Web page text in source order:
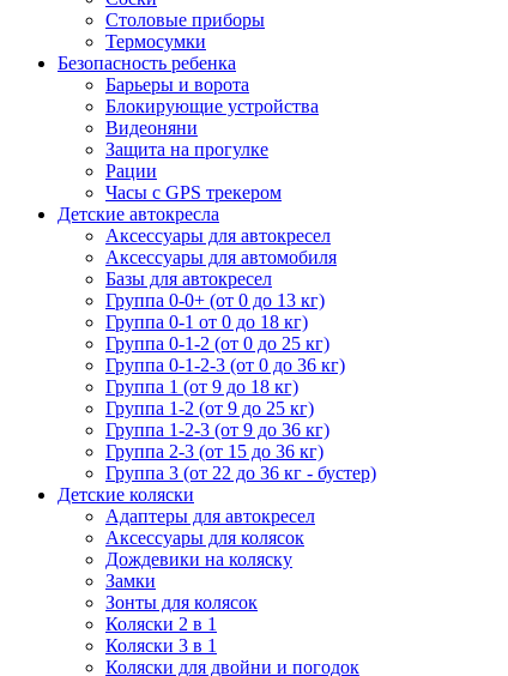
Столовые приборы
Термосумки
Безопасность ребенка
Барьеры и ворота
Блокирующие устройства
Видеоняни
Защита на прогулке
Рации
Часы с GPS трекером
Детские автокресла
Аксессуары для автокресел
Аксессуары для автомобиля
Базы для автокресел
Группа 0-0+ (от 0 до 13 кг)
Группа 0-1 от 0 до 18 кг)
Группа 0-1-2 (от 0 до 25 кг)
Группа 0-1-2-3 (от 0 до 36 кг)
Группа 1 (от 9 до 18 кг)
Группа 1-2 (от 9 до 25 кг)
Группа 1-2-3 (от 9 до 36 кг)
Группа 2-3 (от 15 до 36 кг)
Группа 3 (от 22 до 36 кг - бустер)
Детские коляски
Адаптеры для автокресел
Аксессуары для колясок
Дождевики на коляску
Замки
Зонты для колясок
Коляски 2 в 1
Коляски 3 в 1
Коляски для двойни и погодок